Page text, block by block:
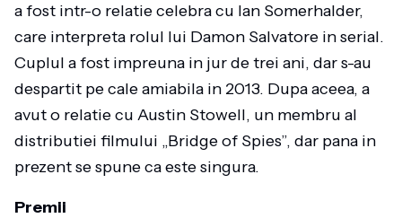
a fost intr-o relatie celebra cu Ian Somerhalder,
care interpreta rolul lui Damon Salvatore in serial.
Cuplul a fost impreuna in jur de trei ani, dar s-au
despartit pe cale amiabila in 2013. Dupa aceea, a
avut o relatie cu Austin Stowell, un membru al
distributiei filmului „Bridge of Spies”, dar pana in
prezent se spune ca este singura.
Premii